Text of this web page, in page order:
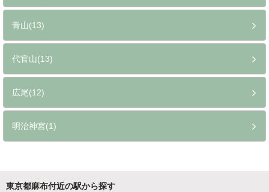
青山(13)
代官山(13)
広尾(12)
明治神宮(1)
東京都麻布付近の駅から探す